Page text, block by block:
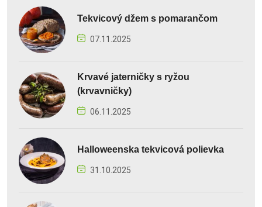
Tekvicový džem s pomarančom
07.11.2025
Krvavé jaterničky s ryžou
(krvavničky)
06.11.2025
Halloweenska tekvicová polievka
31.10.2025